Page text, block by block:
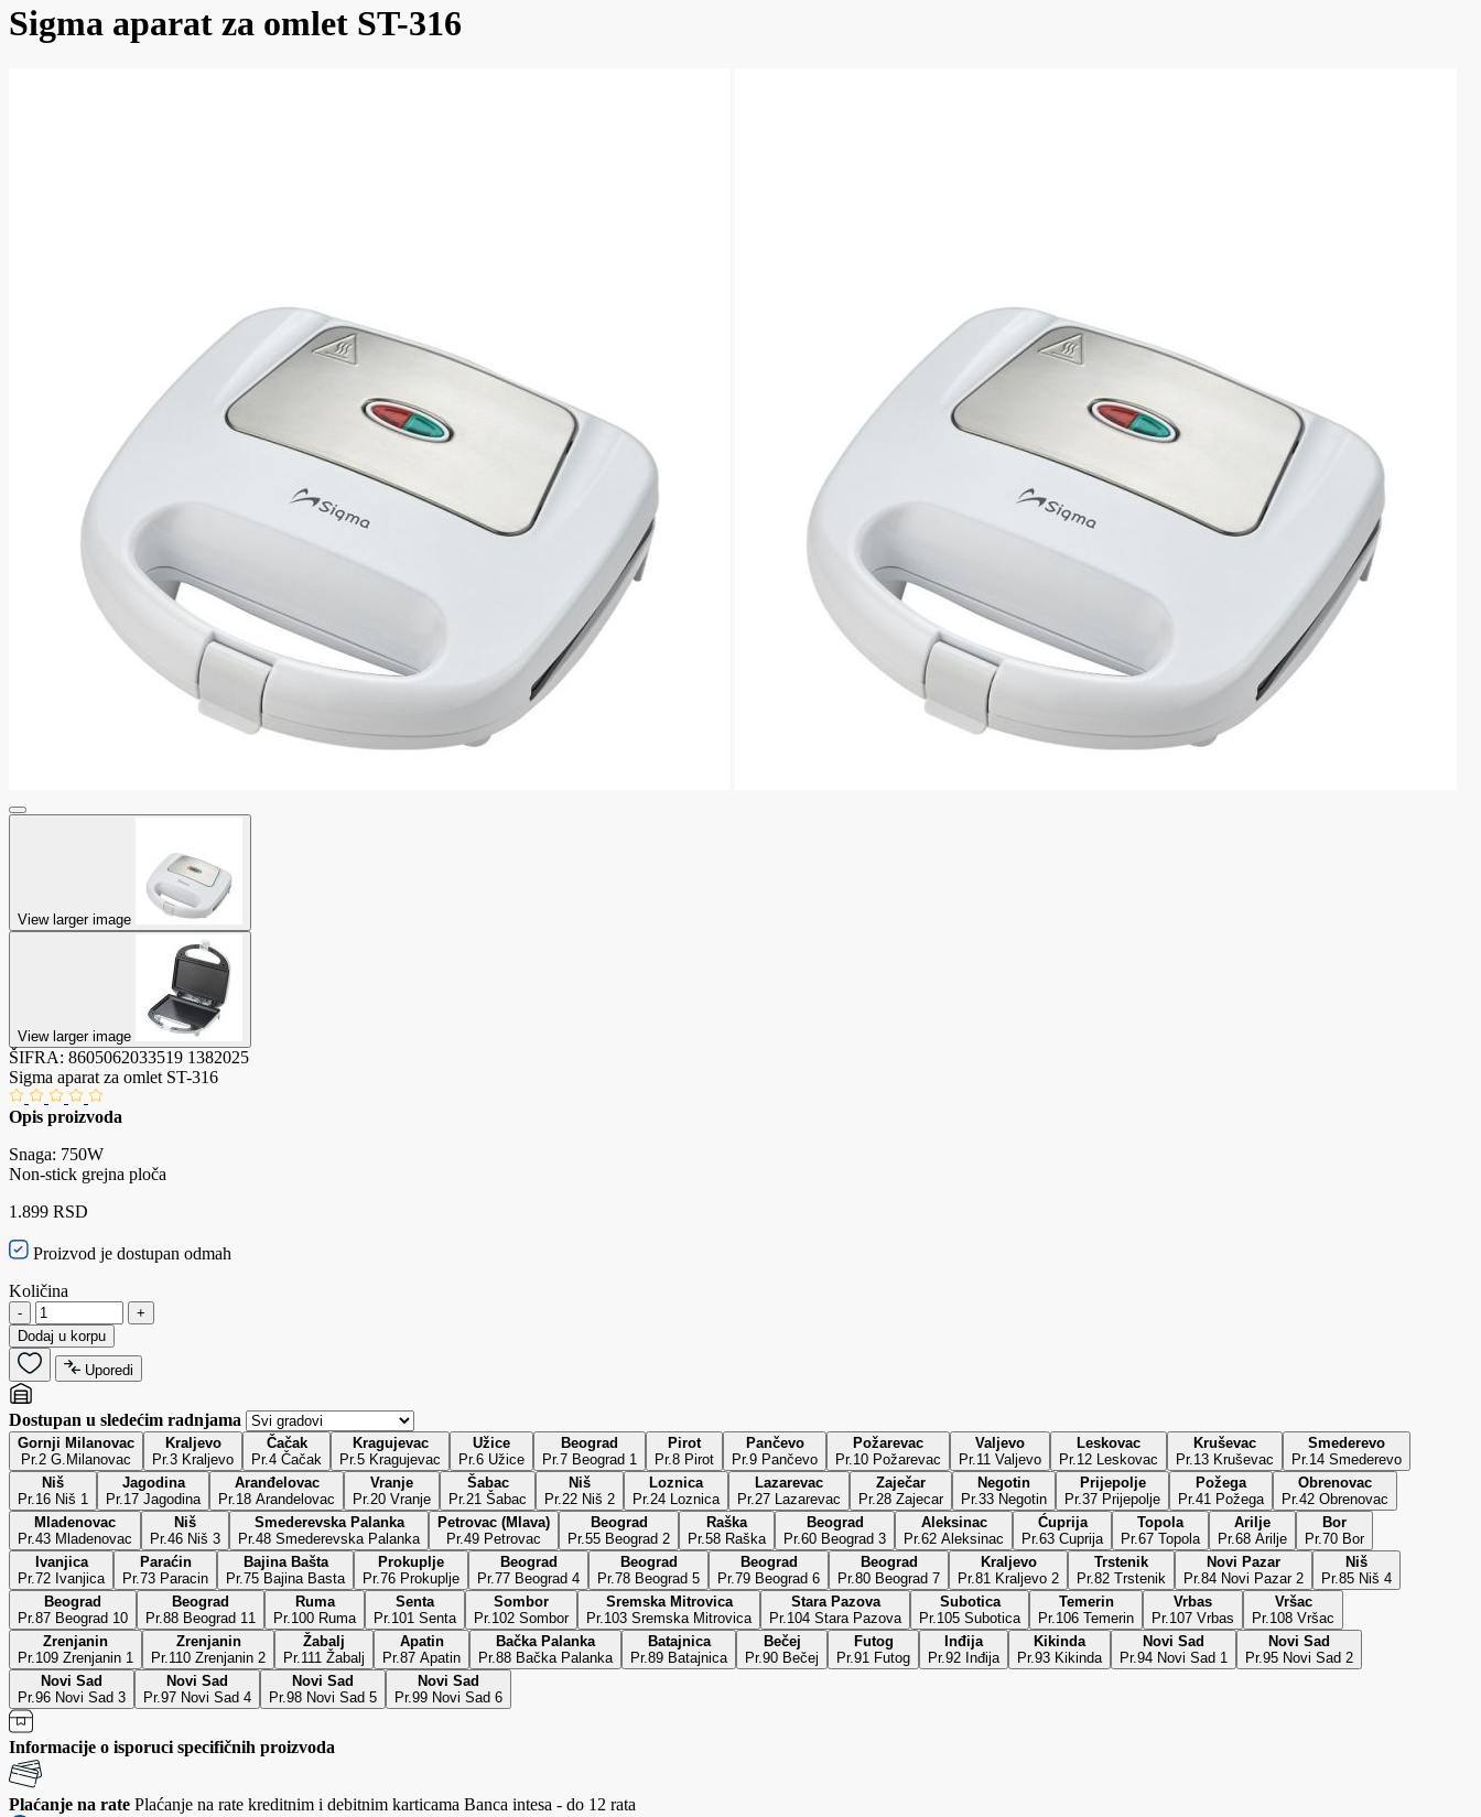
Sigma aparat za omlet ST-316
View larger image
View larger image
ŠIFRA: 8605062033519 1382025
Sigma aparat za omlet ST-316
Opis proizvoda
Snaga: 750W
Non-stick grejna ploča
1.899 RSD
Proizvod je dostupan odmah
Količina
-
+
Dodaj u korpu
Uporedi
Dostupan u sledećim radnjama
Gornji Milanovac
Pr.2 G.Milanovac
Kraljevo
Pr.3 Kraljevo
Čačak
Pr.4 Čačak
Kragujevac
Pr.5 Kragujevac
Užice
Pr.6 Užice
Beograd
Pr.7 Beograd 1
Pirot
Pr.8 Pirot
Pančevo
Pr.9 Pančevo
Požarevac
Pr.10 Požarevac
Valjevo
Pr.11 Valjevo
Leskovac
Pr.12 Leskovac
Kruševac
Pr.13 Kruševac
Smederevo
Pr.14 Smederevo
Niš
Pr.16 Niš 1
Jagodina
Pr.17 Jagodina
Aranđelovac
Pr.18 Arandelovac
Vranje
Pr.20 Vranje
Šabac
Pr.21 Šabac
Niš
Pr.22 Niš 2
Loznica
Pr.24 Loznica
Lazarevac
Pr.27 Lazarevac
Zaječar
Pr.28 Zajecar
Negotin
Pr.33 Negotin
Prijepolje
Pr.37 Prijepolje
Požega
Pr.41 Požega
Obrenovac
Pr.42 Obrenovac
Mladenovac
Pr.43 Mladenovac
Niš
Pr.46 Niš 3
Smederevska Palanka
Pr.48 Smederevska Palanka
Petrovac (Mlava)
Pr.49 Petrovac
Beograd
Pr.55 Beograd 2
Raška
Pr.58 Raška
Beograd
Pr.60 Beograd 3
Aleksinac
Pr.62 Aleksinac
Ćuprija
Pr.63 Cuprija
Topola
Pr.67 Topola
Arilje
Pr.68 Arilje
Bor
Pr.70 Bor
Ivanjica
Pr.72 Ivanjica
Paraćin
Pr.73 Paracin
Bajina Bašta
Pr.75 Bajina Basta
Prokuplje
Pr.76 Prokuplje
Beograd
Pr.77 Beograd 4
Beograd
Pr.78 Beograd 5
Beograd
Pr.79 Beograd 6
Beograd
Pr.80 Beograd 7
Kraljevo
Pr.81 Kraljevo 2
Trstenik
Pr.82 Trstenik
Novi Pazar
Pr.84 Novi Pazar 2
Niš
Pr.85 Niš 4
Beograd
Pr.87 Beograd 10
Beograd
Pr.88 Beograd 11
Ruma
Pr.100 Ruma
Senta
Pr.101 Senta
Sombor
Pr.102 Sombor
Sremska Mitrovica
Pr.103 Sremska Mitrovica
Stara Pazova
Pr.104 Stara Pazova
Subotica
Pr.105 Subotica
Temerin
Pr.106 Temerin
Vrbas
Pr.107 Vrbas
Vršac
Pr.108 Vršac
Zrenjanin
Pr.109 Zrenjanin 1
Zrenjanin
Pr.110 Zrenjanin 2
Žabalj
Pr.111 Žabalj
Apatin
Pr.87 Apatin
Bačka Palanka
Pr.88 Bačka Palanka
Batajnica
Pr.89 Batajnica
Bečej
Pr.90 Bečej
Futog
Pr.91 Futog
Inđija
Pr.92 Inđija
Kikinda
Pr.93 Kikinda
Novi Sad
Pr.94 Novi Sad 1
Novi Sad
Pr.95 Novi Sad 2
Novi Sad
Pr.96 Novi Sad 3
Novi Sad
Pr.97 Novi Sad 4
Novi Sad
Pr.98 Novi Sad 5
Novi Sad
Pr.99 Novi Sad 6
Informacije o isporuci specifičnih proizvoda
Plaćanje na rate Plaćanje na rate kreditnim i debitnim karticama Banca intesa - do 12 rata